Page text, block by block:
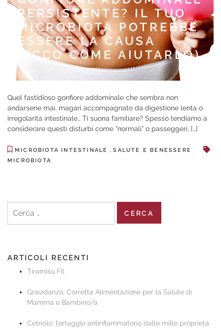
PERSISTENTE? IL TUO
MICROBIOTA POTREBBE
ESSERE LA CAUSA
(ECCO COME AIUTARLO)
Quel fastidioso gonfiore addominale che sembra non
andarsene mai, magari accompagnato da digestione lenta o
irregolarità intestinale… Ti suona familiare? Spesso tendiamo a
considerare questi disturbi come “normali” o passeggeri, […]
MICROBIOTA INTESTINALE ,SALUTE E BENESSERE
MICROBIOTA
per:
ARTICOLI RECENTI
Tiramisù Fit
Gravidanza, Corretta Alimentazione per la Salute di
Mamma e Bambino/a
Cetriolo: l’ortaggio antinfiammatorio dalle mille proprietà